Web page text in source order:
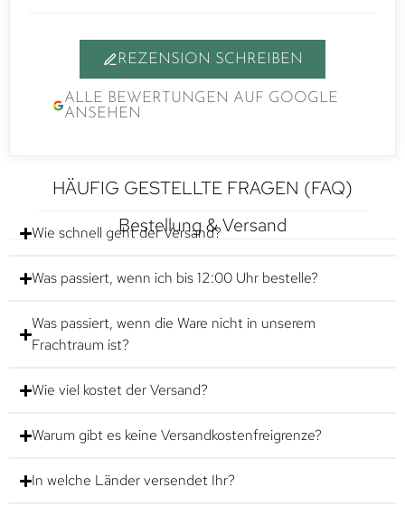
REZENSION SCHREIBEN
ALLE BEWERTUNGEN AUF GOOGLE
ANSEHEN
HÄUFIG GESTELLTE FRAGEN (FAQ)
Bestellung & Versand
Wie schnell geht der Versand?
Was passiert, wenn ich bis 12:00 Uhr bestelle?
Was passiert, wenn die Ware nicht in unserem
Frachtraum ist?
Wie viel kostet der Versand?
Warum gibt es keine Versandkostenfreigrenze?
In welche Länder versendet Ihr?